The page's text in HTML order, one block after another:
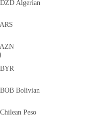
DZD Algerian
ARS
AZN
BYR
BOB Bolivian
Chilean Peso